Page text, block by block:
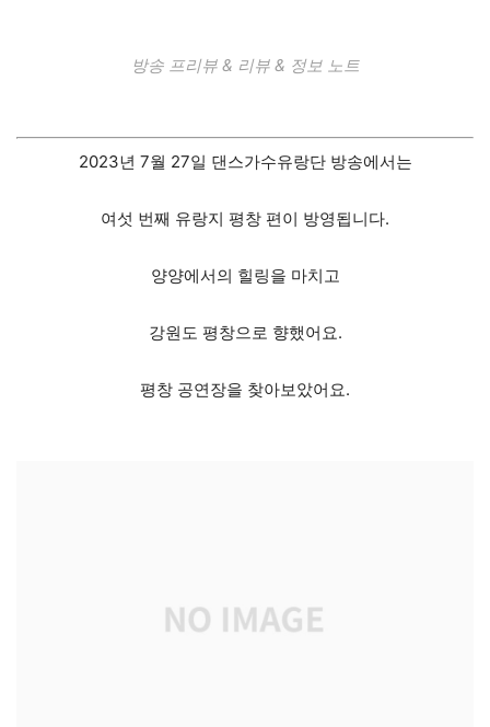
방송 프리뷰 & 리뷰 & 정보 노트
2023년 7월 27일 댄스가수유랑단 방송에서는
여섯 번째 유랑지 평창 편이 방영됩니다.
양양에서의 힐링을 마치고
강원도 평창으로 향했어요.
평창 공연장을 찾아보았어요.